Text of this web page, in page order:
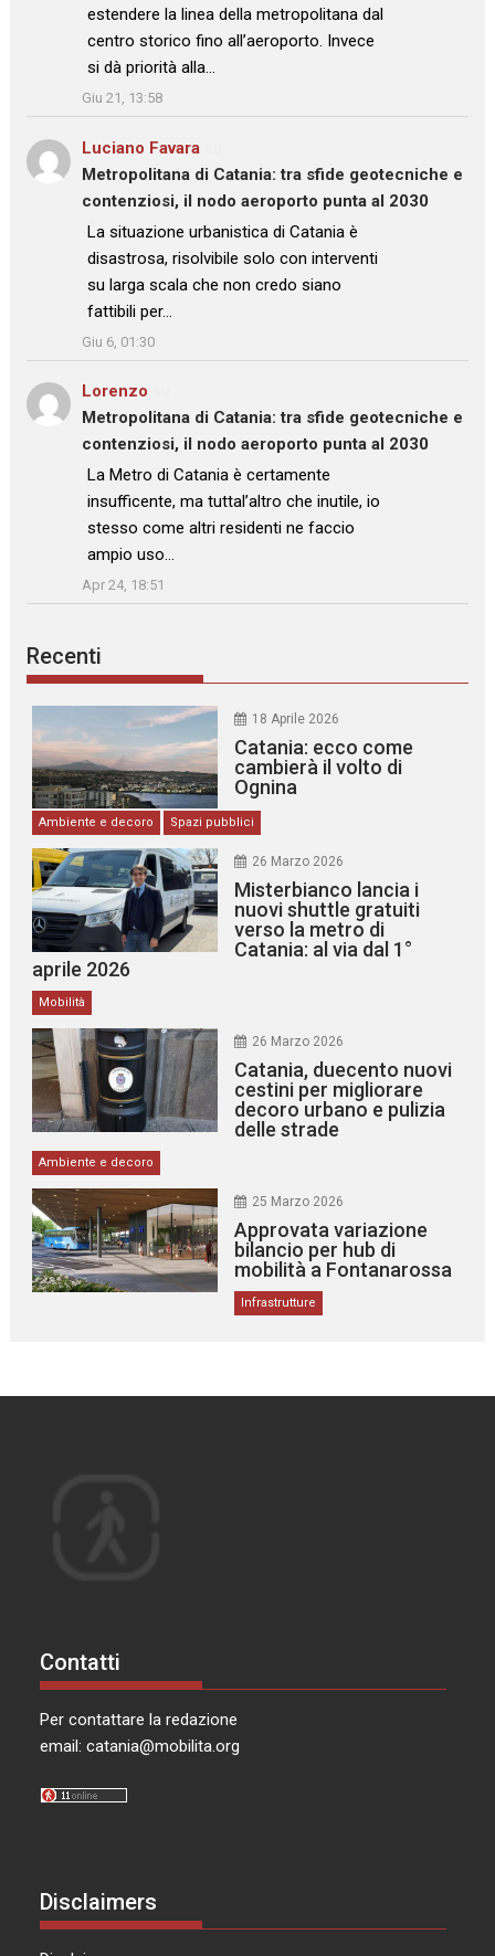
estendere la linea della metropolitana dal
centro storico fino all’aeroporto. Invece
si dà priorità alla…
”
Giu 21, 13:58
Luciano Favara
Metropolitana di Catania: tra sfide geotecniche e
contenziosi, il nodo aeroporto punta al 2030
: “La situazione urbanistica di Catania è
disastrosa, risolvibile solo con interventi
su larga scala che non credo siano
fattibili per…
”
Giu 6, 01:30
Lorenzo
Metropolitana di Catania: tra sfide geotecniche e
contenziosi, il nodo aeroporto punta al 2030
: “La Metro di Catania è certamente
insufficente, ma tuttal’altro che inutile, io
stesso come altri residenti ne faccio
ampio uso…
”
Apr 24, 18:51
Recenti
18 Aprile 2026
Catania: ecco come
cambierà il volto di
Ognina
Ambiente e decoro Spazi pubblici
26 Marzo 2026
Misterbianco lancia i
nuovi shuttle gratuiti
verso la metro di
Catania: al via dal 1°
aprile 2026
Mobilità
26 Marzo 2026
Catania, duecento nuovi
cestini per migliorare
decoro urbano e pulizia
delle strade
Ambiente e decoro
25 Marzo 2026
Approvata variazione
bilancio per hub di
mobilità a Fontanarossa
Infrastrutture
Contatti
Per contattare la redazione
email:catania@mobilita.org
Disclaimers